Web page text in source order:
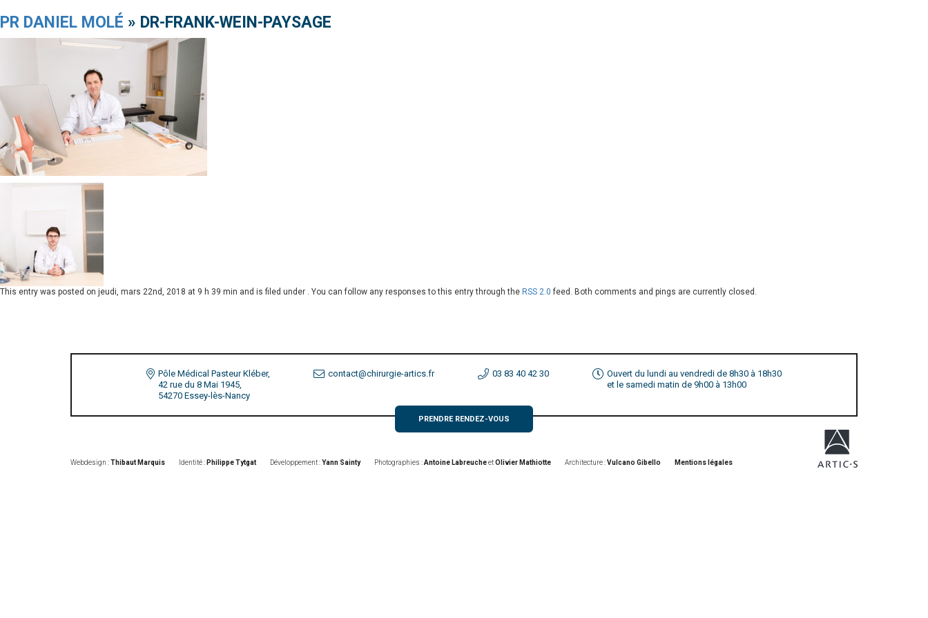
PR DANIEL MOLÉ » DR-FRANK-WEIN-PAYSAGE
This entry was posted on jeudi, mars 22nd, 2018 at 9 h 39 min and is filed under . You can follow any responses to this entry through the RSS 2.0 feed. Both comments and pings are currently closed.
Pôle Médical Pasteur Kléber,
42 rue du 8 Mai 1945,
54270 Essey-lès-Nancy
contact@chirurgie-artics.fr 03 83 40 42 30
Ouvert du lundi au vendredi de 8h30 à 18h30
et le samedi matin de 9h00 à 13h00
PRENDRE RENDEZ-VOUS
Webdesign :Thibaut Marquis Identité : Philippe Tytgat Développement :Yann Sainty Photographies :Antoine LabreucheetOlivier Mathiotte Architecture :Vulcano Gibello Mentions légales